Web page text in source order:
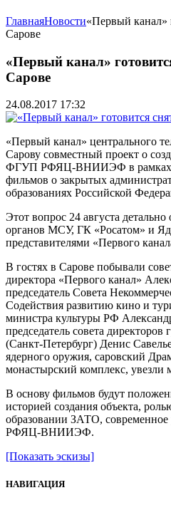
ГлавнаяНовости«Первый канал»
Сарове
«Первый канал»
Сарове
24.08.2017 17:32
«Первый канал» центрального
Сарову совместный проект о
ФГУП РФЯЦ-ВНИИЭФ в рамках
фильмов о закрытых
образованиях Российской
Этот вопрос 24 августа
органов МСУ, ГК «Росатом» и
представителями «Первого
В гостях в Сарове побывали
директора «Первого канал»
председатель Совета
Содействия развитию кино и
министра культуры РФ
председатель совета
(Санкт-Петербург) Денис
ядерного оружия, саровский
монастырский комплекс, увезли
В основу фильмов будут
историей создания объекта,
образовании ЗАТО, современное
РФЯЦ-ВНИИЭФ.
[Показать эскизы]
НАВИГАЦИЯ